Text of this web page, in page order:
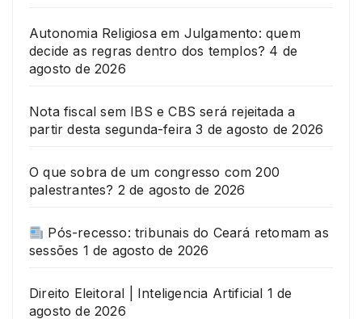
Autonomia Religiosa em Julgamento: quem
decide as regras dentro dos templos? 4 de
agosto de 2026
Nota fiscal sem IBS e CBS será rejeitada a
partir desta segunda-feira 3 de agosto de 2026
O que sobra de um congresso com 200
palestrantes? 2 de agosto de 2026
Pós-recesso: tribunais do Ceará retomam as
sessões 1 de agosto de 2026
Direito Eleitoral | Inteligencia Artificial 1 de
agosto de 2026